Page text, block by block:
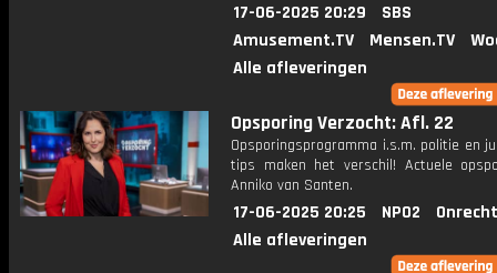
17-06-2025 20:29
SBS
Amusement.TV
Mensen.TV
Alle afleveringen
Opsporing Verzocht: Afl. 22
Opsporingsprogramma i.s.m. politie en
tips maken het verschil! Actuele
Anniko van Santen.
17-06-2025 20:25 NPO2
Alle afleveringen